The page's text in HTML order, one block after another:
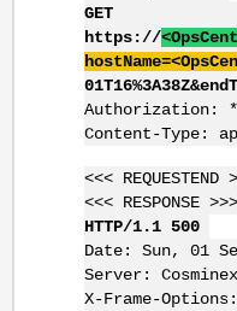
GET
https://<
hostName=<
Authorization:
Content-Type:
<<< REQUESTEND
<<< RESPONSE >>>
HTTP/1.1 500
Date: Sun, 01
Server:
X-Frame-Options: